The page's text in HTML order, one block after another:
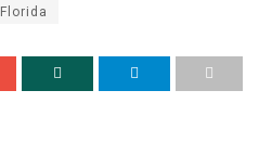
Florida